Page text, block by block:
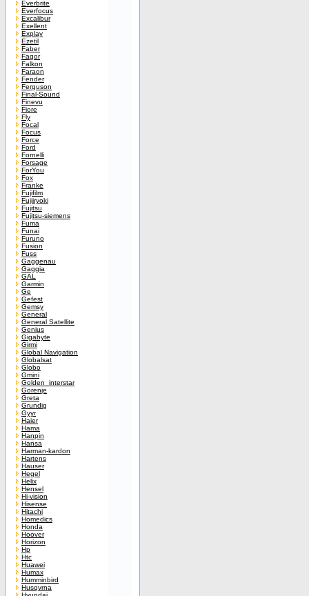
Everbrite
Everfocus
Excalibur
Exellent
Explay
Ezetil
Faber
Fagor
Falkon
Faraon
Fender
Ferguson
Final-Sound
Finevu
Fiore
Fly
Focal
Focus
Force
Ford
Fornelli
Forsage
ForYou
Fox
Franke
Fujifilm
Fujiiryoki
Fujitsu
Fujitsu-siemens
Fuma
Funai
Furuno
Fusion
Fuss
Gaggenau
Gaggia
GAL
Garmin
Ge
Gefest
Gemsy
General
General Satellite
Genius
Gigabyte
Girmi
Global Navigation
Globalsat
Globo
Gmini
Golden_interstar
Gorenje
Greta
Grundig
Gyyr
Haier
Hama
Hanpin
Hansa
Harman-kardon
Hartens
Hauser
Hegel
Helix
Hensel
Hi-vision
Hisense
Hitachi
Homedics
Honda
Hoover
Horizon
Hp
Htc
Huawei
Humax
Humminbird
Husqvrna